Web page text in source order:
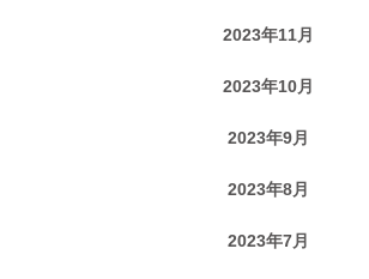
2023年11月
2023年10月
2023年9月
2023年8月
2023年7月